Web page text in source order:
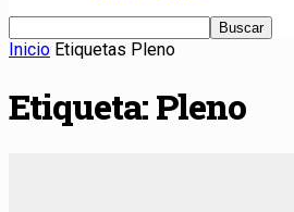
Inicio Etiquetas Pleno
Etiqueta: Pleno